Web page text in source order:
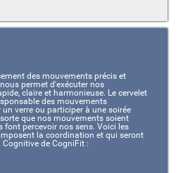
des mouvements précis et
permet d'exécuter nos
claire et harmonieuse. Le cervelet
des mouvements
verre ou participer à une soirée
que nos mouvements soient
font percevoir nos sens. Voici les
la coordination et qui seront
de CogniFit :